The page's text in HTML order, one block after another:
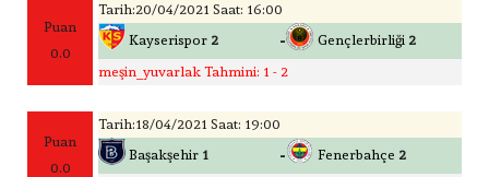
Puan
0.0
Tarih:20/04/2021 Saat: 16:00
Kayserispor 2 - Gençlerbirliği 2
meşin_yuvarlak Tahmini: 1 - 2
Puan
0.0
Tarih:18/04/2021 Saat: 19:00
Başakşehir 1 - Fenerbahçe 2